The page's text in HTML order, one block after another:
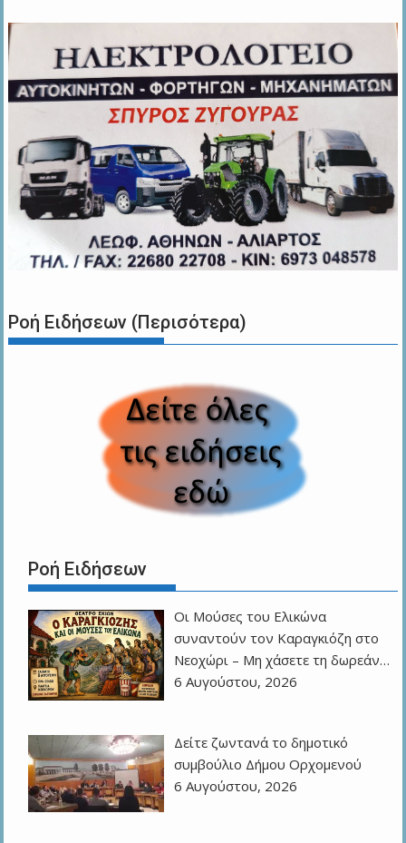
Ροή Ειδήσεων (Περισότερα)
Ροή Ειδήσεων
Οι Μούσες του Ελικώνα
συναντούν τον Καραγκιόζη στο
Νεοχώρι – Μη χάσετε τη δωρεάν…
6 Αυγούστου, 2026
Δείτε ζωντανά το δημοτικό
συμβούλιο Δήμου Ορχομενού
6 Αυγούστου, 2026